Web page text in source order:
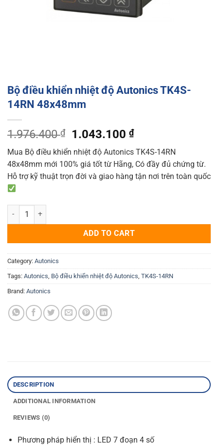
Bộ điều khiển nhiệt độ Autonics TK4S-
14RN 48x48mm
1.976.400₫
Original
price
was:
1.976.400 ₫.
1.043.100₫Current
price
is:
1.043.100 ₫.
Mua Bộ điều khiển nhiệt độ Autonics TK4S-14RN
48x48mm mới 100% giá tốt từ Hãng, Có đầy đủ chứng từ.
Hỗ trợ kỹ thuật trọn đời và giao hàng tận nơi trên toàn quốc
Bộ điều khiển nhiệt độ Autonics TK4S-14RN 48x48mm quantity
ADD TO CART
Category: Autonics
Tags: Autonics Bộ điều khiển nhiệt độ Autonics TK4S-14RN
Brand: Autonics
DESCRIPTION
ADDITIONAL INFORMATION
REVIEWS (0)
Phương pháp hiển thị : LED 7 đoạn 4 số